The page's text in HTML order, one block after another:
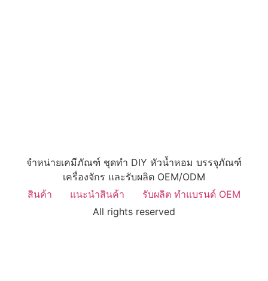
จำหน่ายเคมีภัณฑ์ ชุดทำ DIY หัวน้ำหอม บรรจุภัณฑ์
เครื่องจักร และรับผลิต OEM/ODM
สินค้า
แนะนำสินค้า
รับผลิต ทำแบรนด์ OEM
All rights reserved